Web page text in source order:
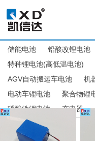
储能电池
铅酸改锂电池
特种锂电池(高低温电池)
AGV自动搬运车电池
机
电动车锂电池
聚合物锂
磷酸铁锂电池
充电器